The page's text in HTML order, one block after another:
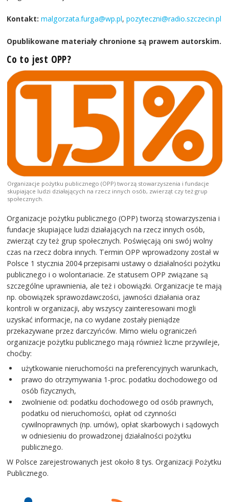
Kontakt: malgorzata.furga@wp.pl,pozyteczni@radio.szczecin.pl
Opublikowane materiały chronione są prawem autorskim.
Co to jest OPP?
Organizacje pożytku publicznego (OPP) tworzą stowarzyszenia i fundacje
skupiające ludzi działających na rzecz innych osób, zwierząt czy też grup
społecznych.
Organizacje pożytku publicznego (OPP) tworzą stowarzyszenia i
fundacje skupiające ludzi działających na rzecz innych osób,
zwierząt czy też grup społecznych. Poświęcają oni swój wolny
czas na rzecz dobra innych. Termin OPP wprowadzony został w
Polsce 1 stycznia 2004 przepisami ustawy o działalności pożytku
publicznego i o wolontariacie. Ze statusem OPP związane są
szczególne uprawnienia, ale też i obowiązki. Organizacje te mają
np. obowiązek sprawozdawczości, jawności działania oraz
kontroli w organizacji, aby wszyscy zainteresowani mogli
uzyskać informacje, na co wydane zostały pieniądze
przekazywane przez darczyńców. Mimo wielu ograniczeń
organizacje pożytku publicznego mają również liczne przywileje,
choćby:
użytkowanie nieruchomości na preferencyjnych warunkach,
prawo do otrzymywania 1-proc. podatku dochodowego od
osób fizycznych,
zwolnienie od: podatku dochodowego od osób prawnych,
podatku od nieruchomości, opłat od czynności
cywilnoprawnych (np. umów), opłat skarbowych i sądowych
w odniesieniu do prowadzonej działalności pożytku
publicznego.
W Polsce zarejestrowanych jest około 8 tys. Organizacji Pożytku
Publicznego.